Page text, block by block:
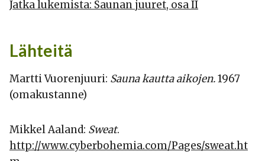
Jatka lukemista: Saunan juuret, osa II
Lähteitä
Martti Vuorenjuuri: Sauna kautta aikojen.1967
(omakustanne)
Mikkel Aaland: Sweat.
http://www.cyberbohemia.com/Pages/sweat.ht